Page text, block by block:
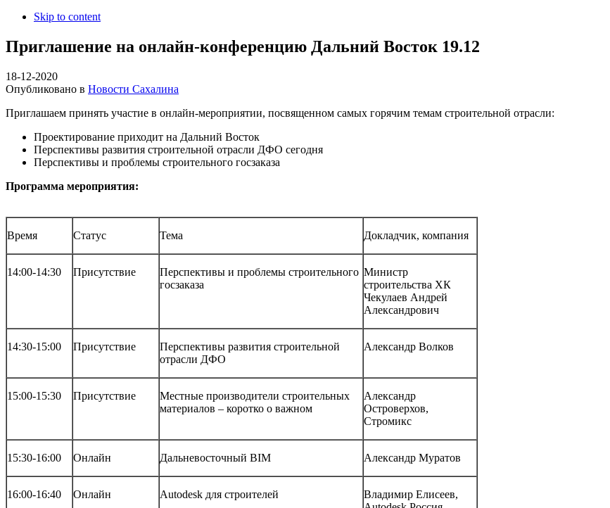
Skip to content
Приглашение на онлайн-конференцию Дальний Восток 19.12
18-12-2020
Опубликовано в Новости Сахалина
Приглашаем принять участие в онлайн-мероприятии, посвященном самых горячим темам строительной отрасли:
Проектирование приходит на Дальний Восток
Перспективы развития строительной отрасли ДФО сегодня
Перспективы и проблемы строительного госзаказа
Программа мероприятия:
Время Статус Тема Докладчик, компания
14:00-14:30 Присутствие
Перспективы и проблемы строительного
госзаказа
Министр
строительства ХК
Чекулаев Андрей
Александрович
14:30-15:00 Присутствие
Перспективы развития строительной
отрасли ДФО
Александр Волков
15:00-15:30 Присутствие
Местные производители строительных
материалов – коротко о важном
Александр
Островерхов,
Стромикс
15:30-16:00 Онлайн Дальневосточный BIM Александр Муратов
16:00-16:40 Онлайн Autodesk для строителей
Владимир Елисеев,